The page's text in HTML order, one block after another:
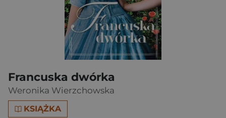
Francuska dwórka
Weronika Wierzchowska
KSIĄŻKA